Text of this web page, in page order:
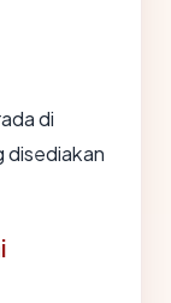
di
disediakan